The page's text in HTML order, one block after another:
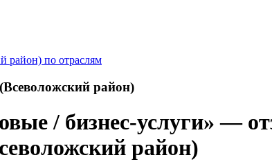
район) по отраслям
район)
/ бизнес-услуги» —
район)